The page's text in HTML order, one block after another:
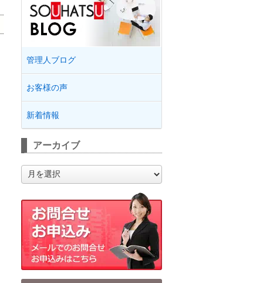
管理人ブログ
お客様の声
新着情報
アーカイブ
ー
ブ